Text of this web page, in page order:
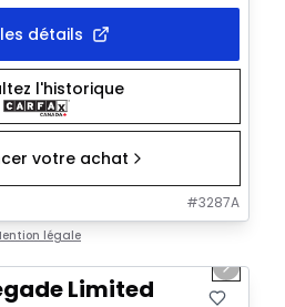
détails
l'historique
votre achat
#3287A
légale
Next
Limited